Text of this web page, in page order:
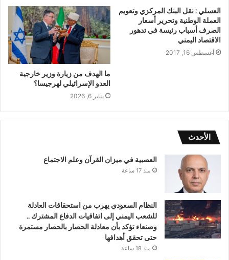
العسلي : نقل البنك المركزي وتعويم
العملة الوطنية وتحرير أسعار
الصرف أسباب رئيسة في تدهور
الاقتصاد اليمني
أغسطس 16, 2017
ما الهدف من زيارة وزير خارجية
العدو الإسرائيلي لهرجيسا؟
يناير 6, 2026
الأحدث
العصبية في ميزان القرآن وعلم الاجتماع
منذ 17 ساعة
النظام السعودي يهرب من استحقاقات العادلة
للشعب اليمني إلى اتفاقيات الدفاع المشترك ..
وصنعاء تؤكد بأن معادلة الحصار بالحصار مستمرة
حتى تحقق أهدافها
منذ 18 ساعة